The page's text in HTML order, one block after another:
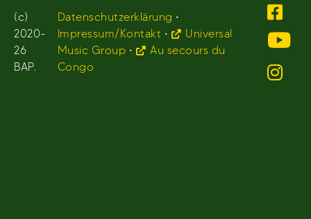
(c)
2020-
26
BAP.
Datenschutzerklärung •
Impressum/Kontakt •
Universal
Music Group •
Au secours du
Congo